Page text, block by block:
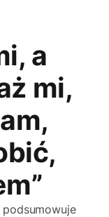
a
mi,
podsumowuje